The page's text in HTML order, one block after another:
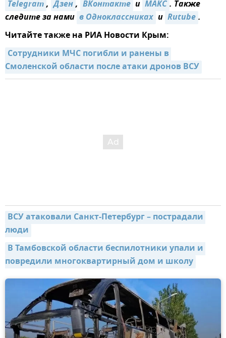
Telegram, Дзен, ВКонтакте и МАКС. Также
следите за нами в Одноклассниках и Rutube.
Читайте также на РИА Новости Крым:
Сотрудники МЧС погибли и ранены в
Смоленской области после атаки дронов ВСУ
ВСУ атаковали Санкт-Петербург – пострадали
люди
В Тамбовской области беспилотники упали и
повредили многоквартирный дом и школу